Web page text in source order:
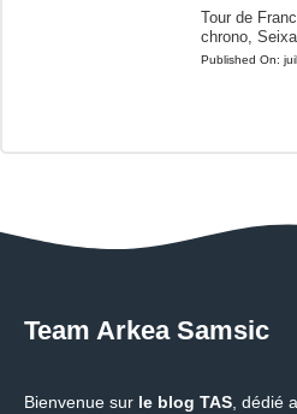
Tour de
chrono,
Published On:
Team Arkea Samsic
Bienvenue sur le blog TAS, dédié